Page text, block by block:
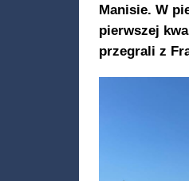
Manisie. W
pierwszej
przegrali z